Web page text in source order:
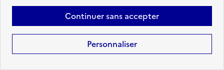
Continuer sans accepter
Personnaliser
Aller à la page